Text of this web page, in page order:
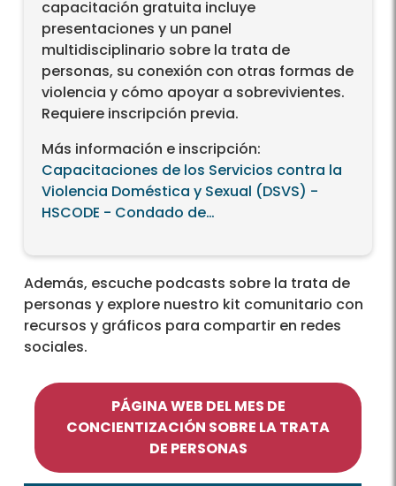
capacitación gratuita incluye
presentaciones y un panel
multidisciplinario sobre la trata de
personas, su conexión con otras formas de
violencia y cómo apoyar a sobrevivientes.
Requiere inscripción previa.
Más información e inscripción:
Capacitaciones de los Servicios contra la
Violencia Doméstica y Sexual (DSVS) -
HSCODE - Condado de…
Además, escuche podcasts sobre la trata de
personas y explore nuestro kit comunitario con
recursos y gráficos para compartir en redes
sociales.
PÁGINA WEB DEL MES DE
CONCIENTIZACIÓN SOBRE LA TRATA
DE PERSONAS